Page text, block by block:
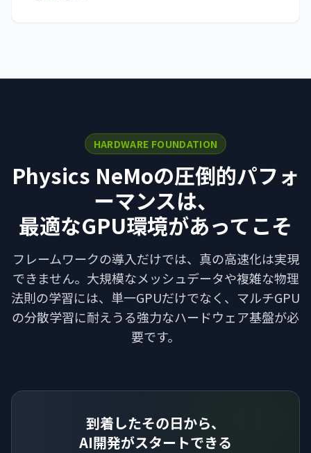
HARDWARE FOUNDATION
Physics NeMoの圧倒的パフォ
ーマンスは、
最適なGPU環境があってこそ
フレームワークの導入だけでは、真の高速化は実現
できません。大規模なメッシュデータや複雑な物理
法則の学習には、単一GPUだけでなく、マルチGPU
の分散学習に耐えうる強力なハードウェア基盤が必
要です。
到着したその日から、
AI開発がスタートできる